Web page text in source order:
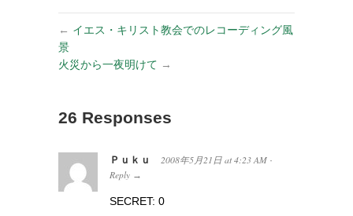
← イエス・キリスト教会でのレコーディング風
景
火災から一夜明けて →
26 Responses
Ｐｕｋｕ 2008年5月21日 at 4:23 AM ·
Reply →
SECRET: 0